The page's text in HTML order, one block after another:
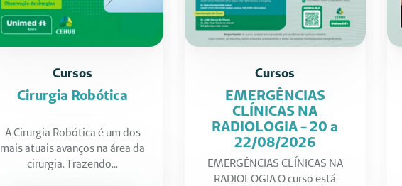
Cursos
Cirurgia Robótica
A Cirurgia Robótica é um dos
mais atuais avanços na área da
cirurgia. Trazendo...
Cursos
EMERGÊNCIAS
CLÍNICAS NA
RADIOLOGIA - 20 a
22/08/2026
EMERGÊNCIAS CLÍNICAS NA
RADIOLOGIA O curso está